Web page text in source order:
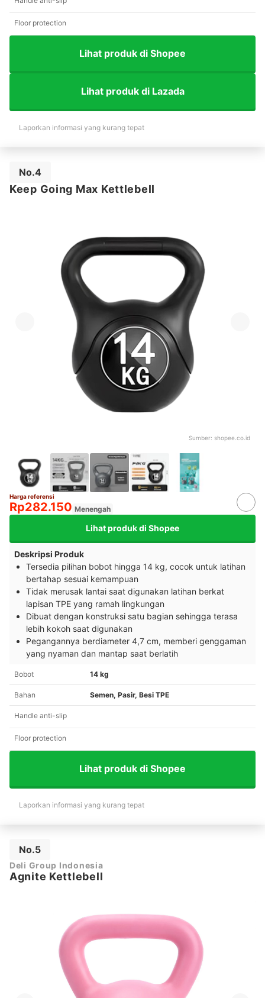
Floor protection
Lihat produk di Shopee
Lihat produk di Lazada
Laporkan informasi yang kurang tepat
No.4
Keep Going Max Kettlebell
Sumber: shopee.co.id
Harga referensi
Rp282.150 Menengah
Lihat produk di Shopee
Deskripsi Produk
Tersedia pilihan bobot hingga 14 kg, cocok untuk latihan
bertahap sesuai kemampuan
Tidak merusak lantai saat digunakan latihan berkat
lapisan TPE yang ramah lingkungan
Dibuat dengan konstruksi satu bagian sehingga terasa
lebih kokoh saat digunakan
Pegangannya berdiameter 4,7 cm, memberi genggaman
yang nyaman dan mantap saat berlatih
Bobot 14 kg
Bahan Semen, Pasir, Besi TPE
Handle anti-slip
Floor protection
Lihat produk di Shopee
Laporkan informasi yang kurang tepat
No.5
Deli Group Indonesia
Agnite Kettlebell